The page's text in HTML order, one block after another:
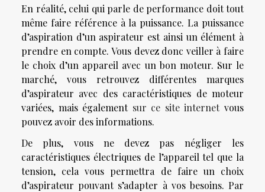
En réalité, celui qui parle de performance doit tout
même faire référence à la puissance. La puissance
d’aspiration d’un aspirateur est ainsi un élément à
prendre en compte. Vous devez donc veiller à faire
le choix d’un appareil avec un bon moteur. Sur le
marché, vous retrouvez différentes marques
d’aspirateur avec des caractéristiques de moteur
variées, mais également sur ce site internetvous
pouvez avoir des informations.
De plus, vous ne devez pas négliger les
caractéristiques électriques de l’appareil tel que la
tension, cela vous permettra de faire un choix
d’aspirateur pouvant s’adapter à vos besoins. Par